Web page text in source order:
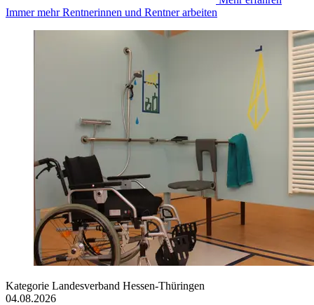
Immer mehr Rentnerinnen und Rentner arbeiten
Kategorie Landesverband Hessen-Thüringen
04.08.2026